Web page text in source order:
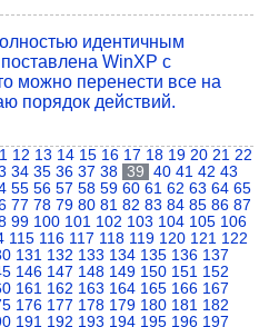
идентичным
WinXP с
можно перенести все на
порядок действий.
12 13 14 15 16 17 18 19 20 21 22
34 35 36 37 38 39 40 41 42 43
55 56 57 58 59 60 61 62 63 64 65
77 78 79 80 81 82 83 84 85 86 87
99 100 101 102 103 104 105 106
115 116 117 118 119 120 121 122
131 132 133 134 135 136 137
146 147 148 149 150 151 152
161 162 163 164 165 166 167
176 177 178 179 180 181 182
191 192 193 194 195 196 197